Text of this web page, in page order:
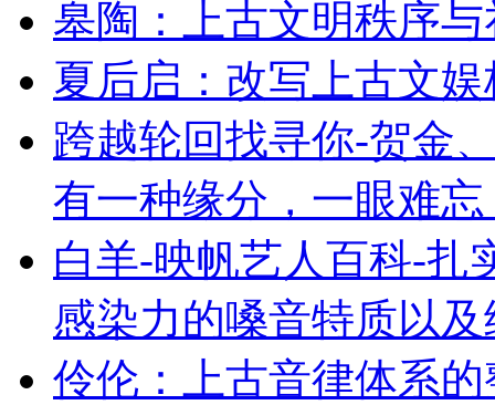
皋陶：上古文明秩序
夏后启：改写上古文
跨越轮回找寻你-贺金
有一种缘分，一眼难
白羊-映帆艺人百科-扎
感染力的嗓音特质以
伶伦：上古音律体系